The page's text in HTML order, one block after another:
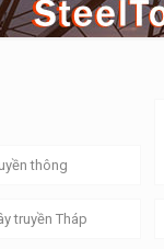
thông
truyền Tháp